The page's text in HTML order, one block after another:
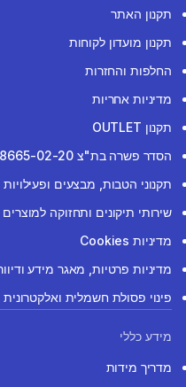
תקנון האתר
תקנון מועדון לקוחות
החלפות והחזרות
מדיניות אחריות
תקנון OUTLET
הסדר פשרה בת"צ 18665-02-20
תקנוני הטבות, מבצעים ופעילויות
שירותי תיקונים ותחזוקה למוצרים
מדיניות Cookies
מדיניות פרטיות, מאגר מידע
פינוי פסולת חשמלית ואלקטרונית
מידע כללי
מדריך מידות